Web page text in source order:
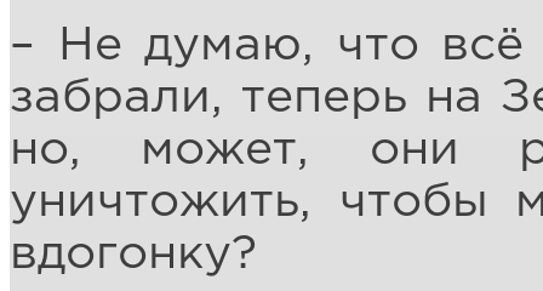
– Не думаю, что
забрали, теперь на
но, может, они
уничтожить, чтобы
вдогонку?